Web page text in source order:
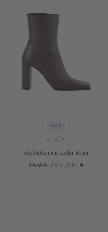
SALE
ALAÏA
Stiefeletten aus Leder Braun
1590 795,00 €